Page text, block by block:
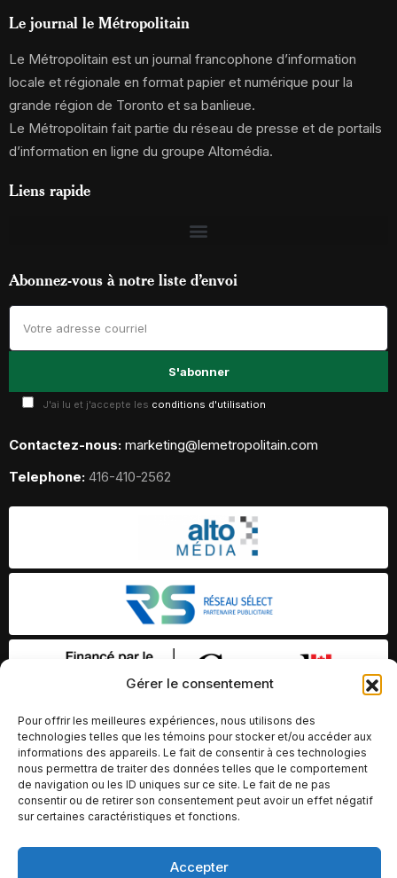
Gérer le consentement
Pour offrir les meilleures expériences, nous utilisons des
technologies telles que les témoins pour stocker et/ou accéder aux
informations des appareils. Le fait de consentir à ces technologies
nous permettra de traiter des données telles que le comportement
de navigation ou les ID uniques sur ce site. Le fait de ne pas
consentir ou de retirer son consentement peut avoir un effet négatif
sur certaines caractéristiques et fonctions.
Accepter
Le journal le Métropolitain
Le Métropolitain est un journal francophone d’information
locale et régionale en format papier et numérique pour la
grande région de Toronto et sa banlieue.
Le Métropolitain fait partie du réseau de presse et de portails
d’information en ligne du groupe Altomédia.
Liens rapide
Abonnez-vous à notre liste d’envoi
J'ai lu et j'accepte les conditions d'utilisation
Contactez-nous: marketing@lemetropolitain.com
Telephone: 416-410-2562
© Copyright 2026 – Altomédia Inc |